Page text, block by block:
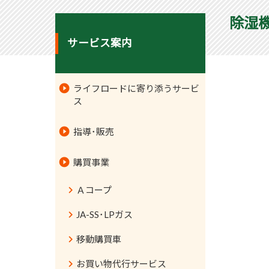
除湿
サービス案内
ライフロードに寄り添うサービ
ス
指導･販売
購買事業
Ａコープ
JA-SS･LPガス
移動購買車
お買い物代行サービス